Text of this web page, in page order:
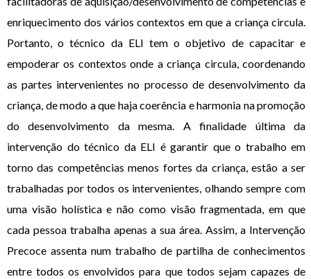
enriquecimento dos vários contextos em que a criança circula.
Portanto, o técnico da ELI tem o objetivo de capacitar e
empoderar os contextos onde a criança circula, coordenando
as partes intervenientes no processo de desenvolvimento da
criança, de modo a que haja coerência e harmonia na promoção
do desenvolvimento da mesma. A finalidade última da
intervenção do técnico da ELI é garantir que o trabalho em
torno das competências menos fortes da criança, estão a ser
trabalhadas por todos os intervenientes, olhando sempre com
uma visão holística e não como visão fragmentada, em que
cada pessoa trabalha apenas a sua área. Assim, a Intervenção
Precoce assenta num trabalho de partilha de conhecimentos
entre todos os envolvidos para que todos sejam capazes de